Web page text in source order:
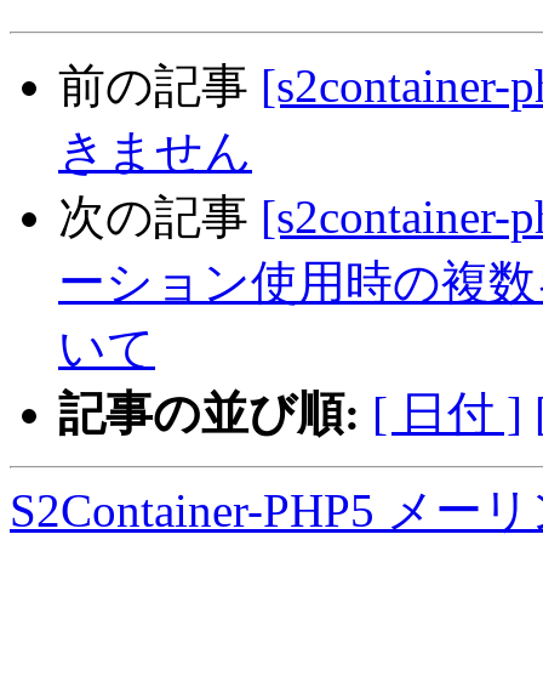
前の記事 [s2container-
きません
次の記事 [s2container-
ーション使用時の複
いて
記事の並び順: [ 日付 ]
S2Container-PHP5 メー